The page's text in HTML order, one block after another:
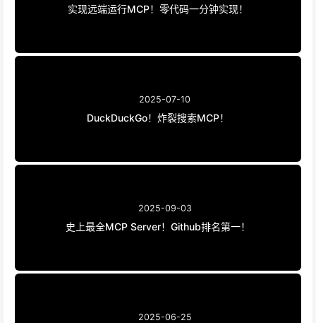
实现远端运行MCP！零代码一分钟实现！
2025-07-10
DuckDuckGo！炸裂搜索MCP！
2025-09-03
史上最全MCP Server！Github排名第一！
2025-06-25